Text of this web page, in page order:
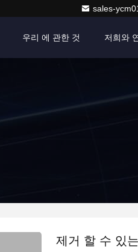
sales-
우리 에 관한 것 저희와
제거 할 수 있